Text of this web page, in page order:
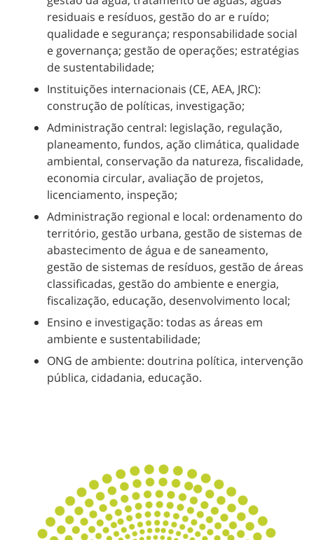
residuais e resíduos, gestão do ar e ruído;
qualidade e segurança; responsabilidade social
e governança; gestão de operações; estratégias
de sustentabilidade;
Instituições internacionais (CE, AEA, JRC):
construção de políticas, investigação;
Administração central: legislação, regulação,
planeamento, fundos, ação climática, qualidade
ambiental, conservação da natureza, fiscalidade,
economia circular, avaliação de projetos,
licenciamento, inspeção;
Administração regional e local: ordenamento do
território, gestão urbana, gestão de sistemas de
abastecimento de água e de saneamento,
gestão de sistemas de resíduos, gestão de áreas
classificadas, gestão do ambiente e energia,
fiscalização, educação, desenvolvimento local;
Ensino e investigação: todas as áreas em
ambiente e sustentabilidade;
ONG de ambiente: doutrina política, intervenção
pública, cidadania, educação.